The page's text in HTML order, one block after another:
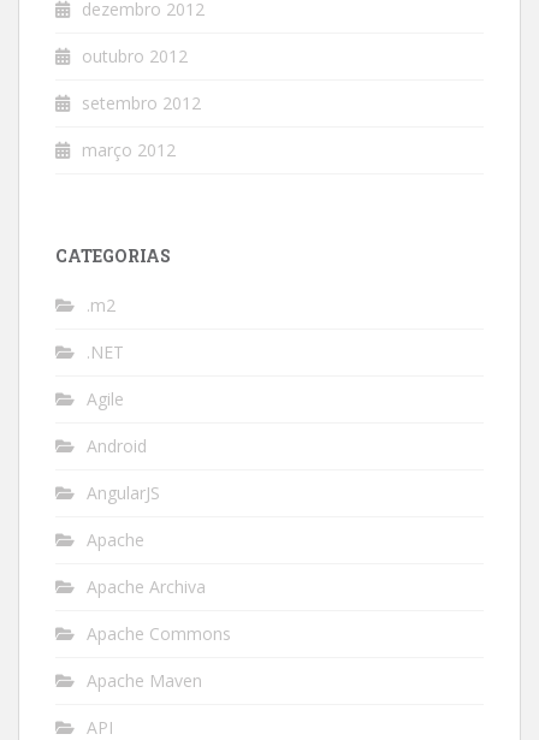
dezembro 2012
outubro 2012
setembro 2012
março 2012
CATEGORIAS
.m2
.NET
Agile
Android
AngularJS
Apache
Apache Archiva
Apache Commons
Apache Maven
API